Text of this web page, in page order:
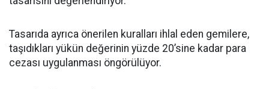
Tasarıda ayrıca önerilen kuralları ihlal eden gemilere,
taşıdıkları yükün değerinin yüzde 20’sine kadar para
cezası uygulanması öngörülüyor.